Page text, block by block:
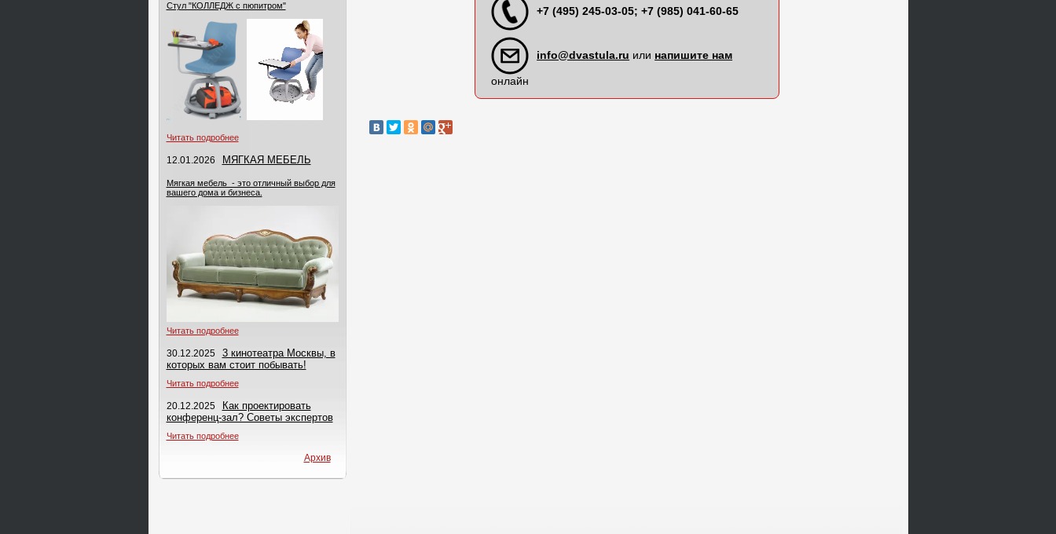
Стул "КОЛЛЕДЖ с пюпитром"
Читать подробнее
12.01.2026 МЯГКАЯ МЕБЕЛЬ
Мягкая мебель - это отличный выбор для
вашего дома и бизнеса.
Читать подробнее
30.12.2025
3 кинотеатра Москвы, в
которых вам стоит побывать!
Читать подробнее
20.12.2025
Как проектировать
конференц-зал? Советы экспертов
Читать подробнее
Архив
+7 (495) 245-03-05; +7 (985) 041-60-65
info@dvastula.ru или напишите нам
онлайн